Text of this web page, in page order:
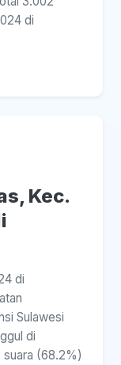
di
Kec.
di
Sulawesi
di
suara (68.2%)